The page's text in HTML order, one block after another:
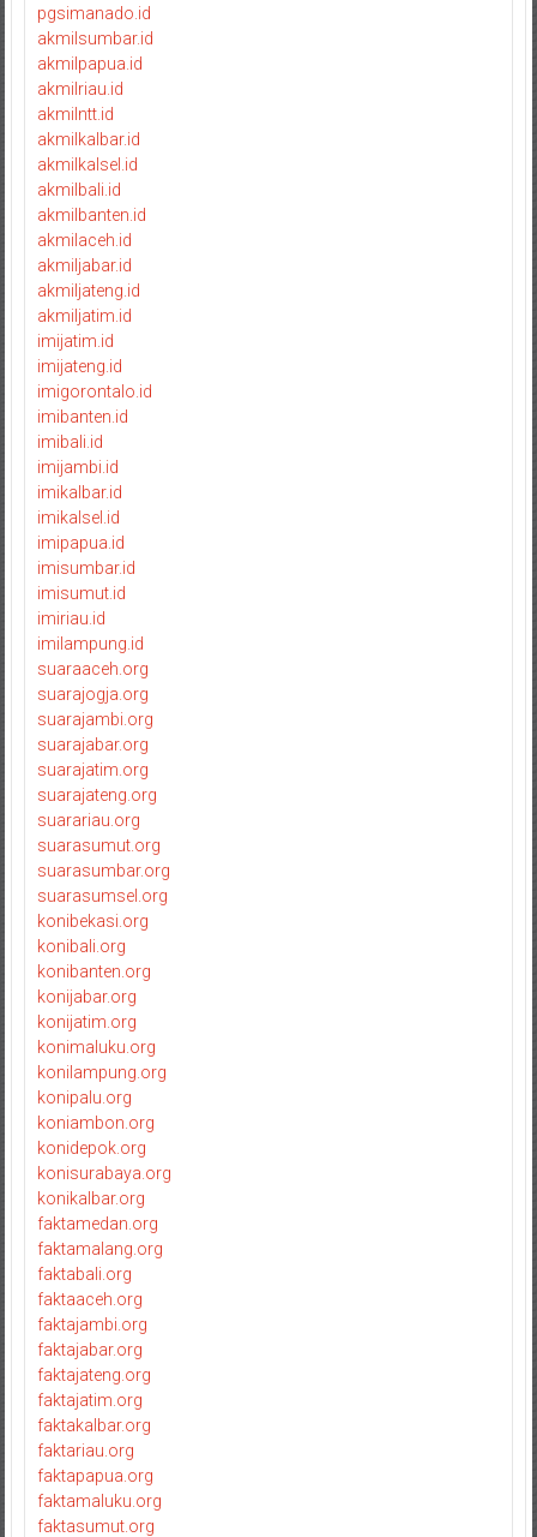
pgsimanado.id
akmilsumbar.id
akmilpapua.id
akmilriau.id
akmilntt.id
akmilkalbar.id
akmilkalsel.id
akmilbali.id
akmilbanten.id
akmilaceh.id
akmiljabar.id
akmiljateng.id
akmiljatim.id
imijatim.id
imijateng.id
imigorontalo.id
imibanten.id
imibali.id
imijambi.id
imikalbar.id
imikalsel.id
imipapua.id
imisumbar.id
imisumut.id
imiriau.id
imilampung.id
suaraaceh.org
suarajogja.org
suarajambi.org
suarajabar.org
suarajatim.org
suarajateng.org
suarariau.org
suarasumut.org
suarasumbar.org
suarasumsel.org
konibekasi.org
konibali.org
konibanten.org
konijabar.org
konijatim.org
konimaluku.org
konilampung.org
konipalu.org
koniambon.org
konidepok.org
konisurabaya.org
konikalbar.org
faktamedan.org
faktamalang.org
faktabali.org
faktaaceh.org
faktajambi.org
faktajabar.org
faktajateng.org
faktajatim.org
faktakalbar.org
faktariau.org
faktapapua.org
faktamaluku.org
faktasumut.org